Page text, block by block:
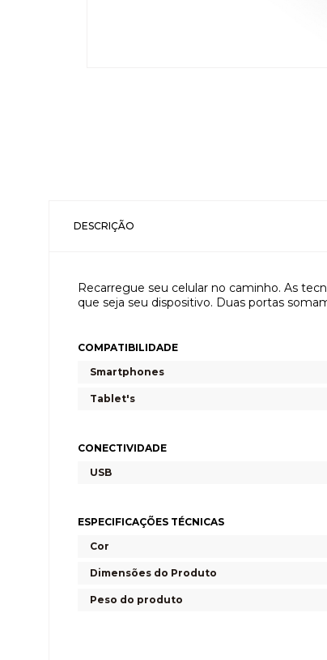
DESCRIÇÃO
Recarregue seu celular no caminho. As
que seja seu dispositivo. Duas portas
COMPATIBILIDADE
Smartphones
Tablet's
CONECTIVIDADE
USB
ESPECIFICAÇÕES TÉCNICAS
Cor
Dimensões do Produto
Peso do produto